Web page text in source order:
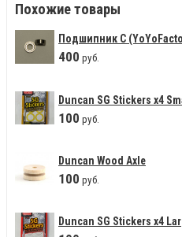
Похожие товары
Подшипник С
400 руб.
Duncan SG Stickers х4
100 руб.
Duncan Wood Axle
100 руб.
Duncan SG Stickers x4